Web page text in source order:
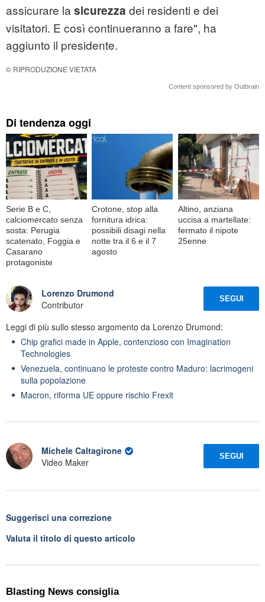
assicurare la sicurezza dei residenti e dei
visitatori. E così continueranno a fare", ha
aggiunto il presidente.
© RIPRODUZIONE VIETATA
Content sponsored by Outbrain
Di tendenza oggi
Serie B e C,
calciomercato senza
sosta: Perugia
scatenato, Foggia e
Casarano
protagoniste
Crotone, stop alla
fornitura idrica:
possibili disagi nella
notte tra il 6 e il 7
agosto
Altino, anziana
uccisa a martellate:
fermato il nipote
25enne
Lorenzo Drumond
Contributor
SEGUI
Leggi di più sullo stesso argomento da Lorenzo Drumond:
Chip grafici made in Apple, contenzioso con Imagination
Technologies
Venezuela, continuano le proteste contro Maduro: lacrimogeni
sulla popolazione
Macron, riforma UE oppure rischio Frexit
Michele Caltagirone
Video Maker
SEGUI
Suggerisci una correzione
Valuta il titolo di questo articolo
Blasting News consiglia